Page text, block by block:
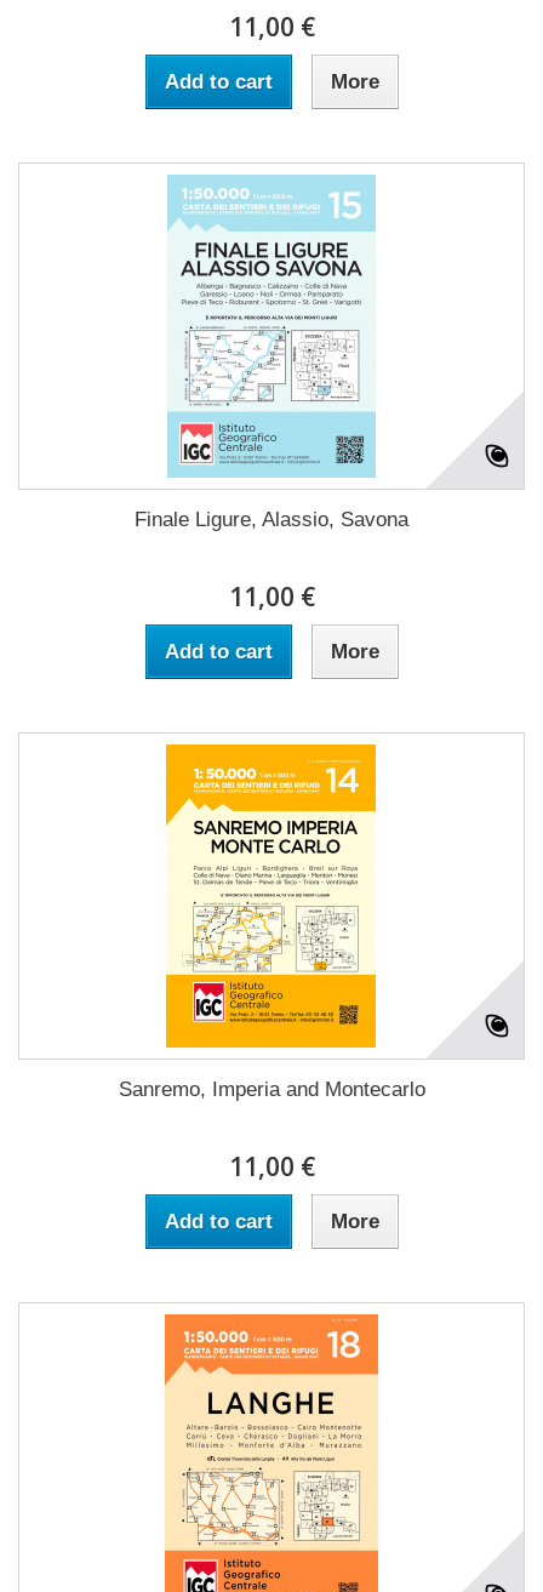
11,00 €
Add to cart More
Finale Ligure, Alassio, Savona
11,00 €
Add to cart More
Sanremo, Imperia and Montecarlo
11,00 €
Add to cart More